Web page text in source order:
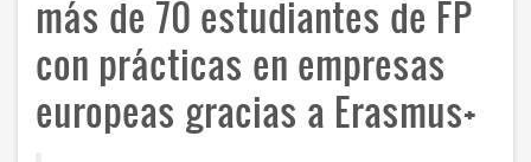
más de 70 estudiantes de FP
con prácticas en empresas
europeas gracias a Erasmus+